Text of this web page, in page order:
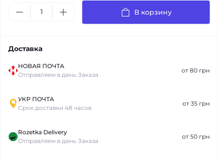
В корзину
Доставка
НОВАЯ ПОЧТА
Отправляем в день Заказа
от 80 грн
УКР ПОЧТА
Срок доставки 48 часов
от 35 грн
Rozetka Delivery
Отправляем в день Заказа
от 50 грн